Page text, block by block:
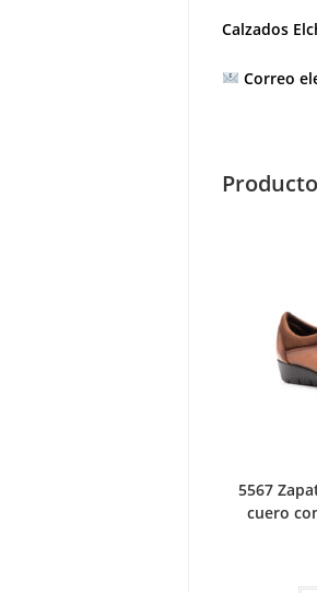
Calzados
Correo
5567
cuero